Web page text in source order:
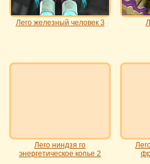
Лего железный человек 3
Лего ниндзя го
энергетическое копье 2